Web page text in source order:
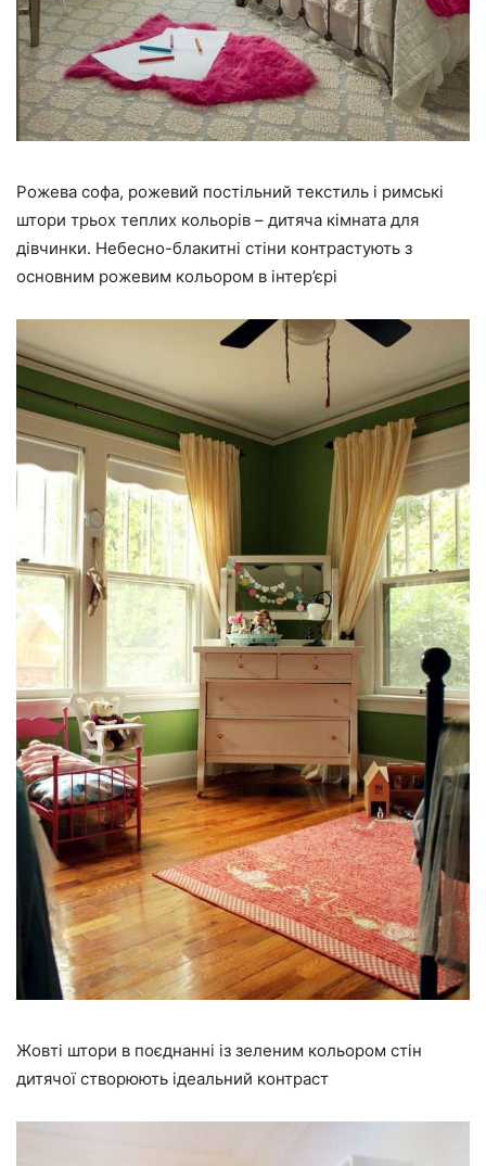
Рожева софа, рожевий постільний текстиль і римські
штори трьох теплих кольорів – дитяча кімната для
дівчинки. Небесно-блакитні стіни контрастують з
основним рожевим кольором в інтер’єрі
Жовті штори в поєднанні із зеленим кольором стін
дитячої створюють ідеальний контраст